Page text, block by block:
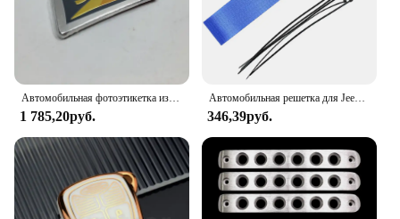
Автомобильная фотоэтикетка из алюминия с эмблемой сахара, значок-наклейка для Jeep Wrangler 2007-2013 Sahara Fender, боковой автомобильный Стайлинг
1 785,20руб.
Автомобильная решетка для Jeep WRANGLER WILLYS TRAIL HAWK RUBICON декоративный ремень COMPASS COMMANDER CHEROKEE аксессуары
346,39руб.